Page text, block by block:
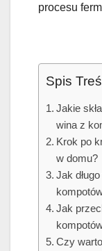
procesu
Spis
Jakie
wina z
Krok po
w domu?
Jak
Jak
Czy